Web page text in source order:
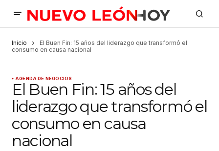
Inicio
El Buen Fin: 15 años del liderazgo que transformó el
consumo en causa nacional
AGENDA DE NEGOCIOS
El Buen Fin: 15 años del
liderazgo que transformó el
consumo en causa
nacional